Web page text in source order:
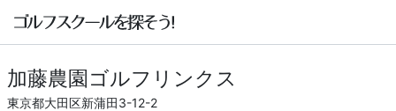
加藤農園ゴルフリンクス
東京都大田区新蒲田3-12-2